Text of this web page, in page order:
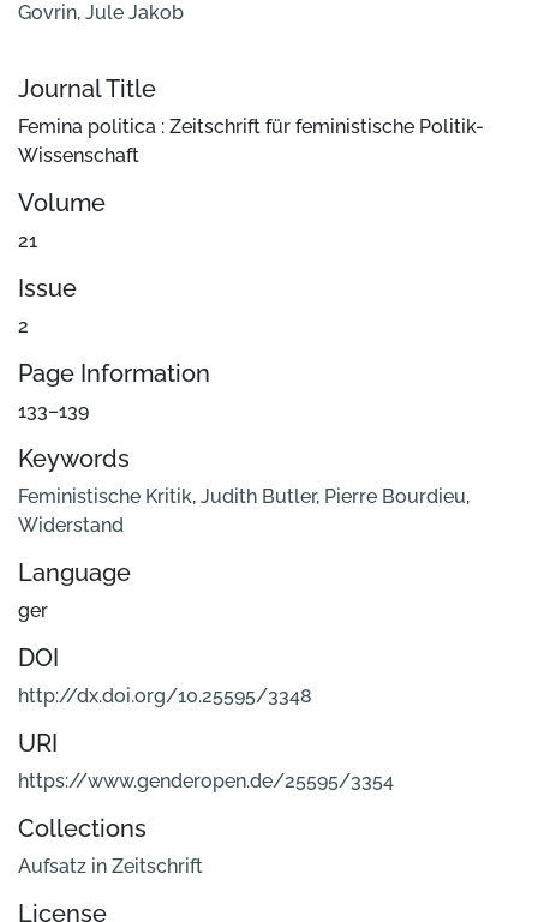
Govrin, Jule Jakob
Journal Title
Femina politica : Zeitschrift für feministische Politik-
Wissenschaft
Volume
21
Issue
2
Page Information
133–139
Keywords
Feministische Kritik, Judith Butler, Pierre Bourdieu,
Widerstand
Language
ger
DOI
http://dx.doi.org/10.25595/3348
URI
https://www.genderopen.de/25595/3354
Collections
Aufsatz in Zeitschrift
License